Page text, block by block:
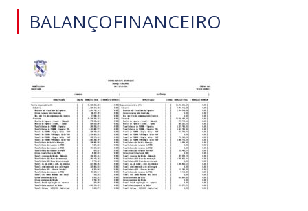
BALANÇOFINANCEIRO